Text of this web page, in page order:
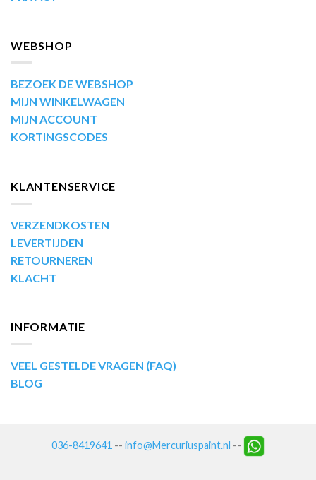
WEBSHOP
BEZOEK DE WEBSHOP
MIJN WINKELWAGEN
MIJN ACCOUNT
KORTINGSCODES
KLANTENSERVICE
VERZENDKOSTEN
LEVERTIJDEN
RETOURNEREN
KLACHT
INFORMATIE
VEEL GESTELDE VRAGEN (FAQ)
BLOG
036-8419641 -- info@Mercuriuspaint.nl --